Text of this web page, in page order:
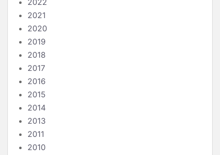
2022
2021
2020
2019
2018
2017
2016
2015
2014
2013
2011
2010